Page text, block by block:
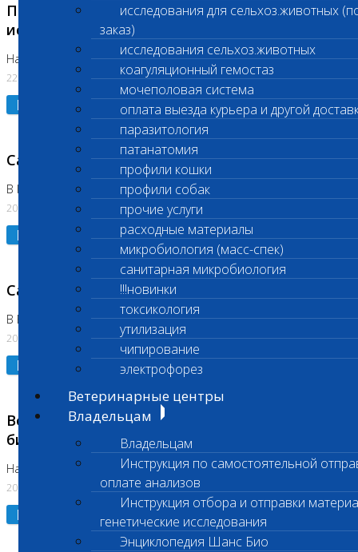
исследования для сельхоз.животных
заказ)
исследования сельхоз.животных
коагуляционный гемостаз
мочеполовая система
оплата выезда курьера и другой
паразитология
патанатомия
профили кошки
профили собак
прочие услуги
расходные материалы
микробиология (масс-спек)
санитарная микробиология
!!!новинки
токсикология
утилизация
чипирование
электрофорез
Ветеринарные центры
Владельцам
Владельцам
Инструкция по самостоятельной
оплате анализов
Инструкция отбора и отправки
генетические исследования
Энциклопедия Шанс Био
Приостановлено выполнение биохимических
исследований
На Нагорной. Код ( 123,310,309)
22.07.2026
Подробнее
Санитарные дни
В Коломне 24.07.2026 и 28.07.2026
20.07.2026
Подробнее
Санитарный день
В Бутово 21.07.2026
20.07.2026
Подробнее
Возобновлено выполнение срочных
биохимических исследований
На Нагорной
20.07.2026
Подробнее